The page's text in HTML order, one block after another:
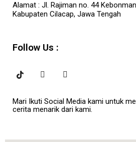
Alamat : Jl. Rajiman no. 44
Kabupaten Cilacap, Jawa Tengah
Follow Us :
Mari Ikuti Social Media kami untuk
cerita menarik dari kami.